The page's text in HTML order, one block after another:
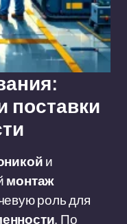
поставки
и
монтаж
роль для
. По